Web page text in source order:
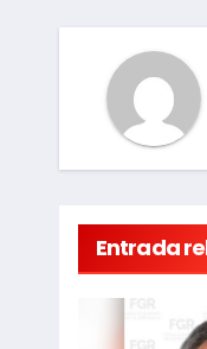
Entrada